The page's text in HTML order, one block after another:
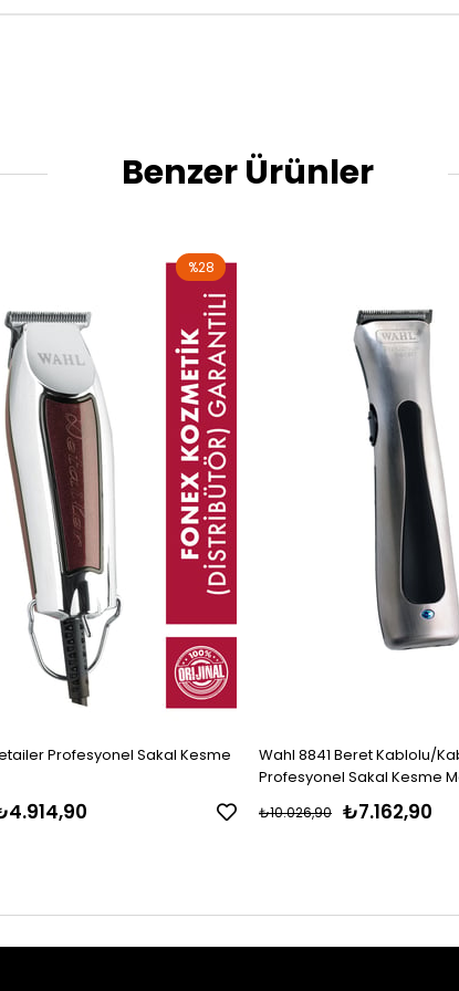
Benzer Ürünler
Profesyonel Sakal Kesme
%28
Wahl 8841 Beret Kablolu/
Profesyonel Sakal Kesme
₺7.162,90
₺10.026,90